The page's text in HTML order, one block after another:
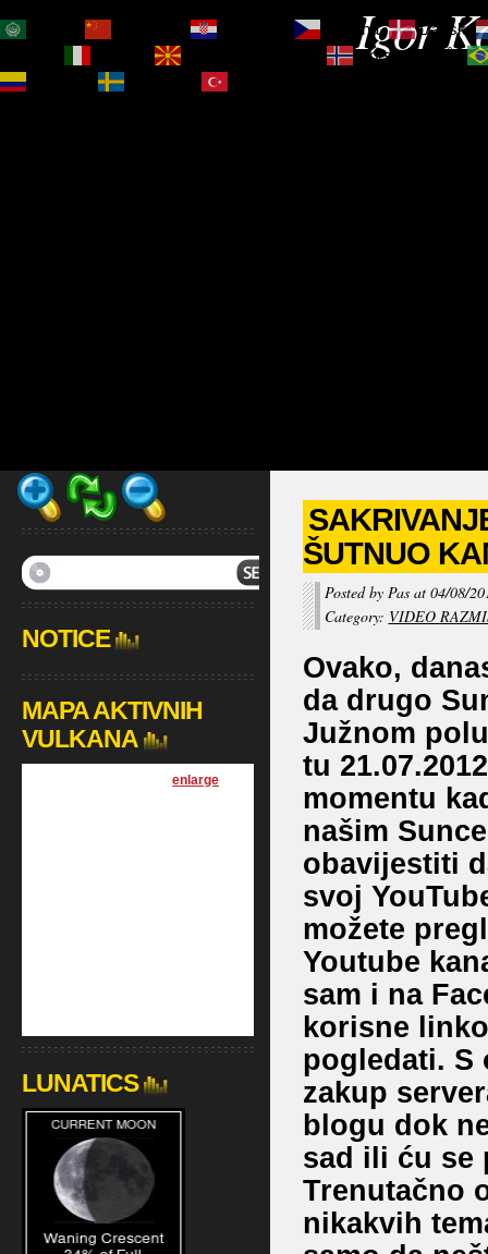
Igor
ŠUTNUO
Posted by Pas at 04/08/
Category: VIDEO
Ovako,
da drugo
Južnom
tu
momentu
našim
obavijestiti
svoj
možete
Youtube
sam i na
korisne
pogledati. S
zakup
blogu dok
sad ili ću se
Trenutačno
nikakvih
NOTICE
MAPA AKTIVNIH
VULKANA
[enlarge
LUNATICS
Čeština‎
Dansk
Norsk bokmål